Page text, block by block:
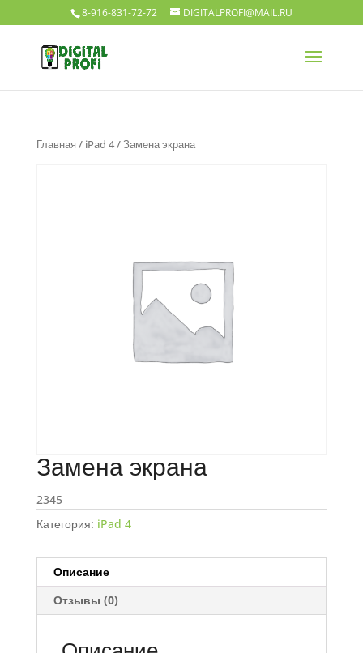
8-916-831-72-72 DIGITALPROFI@MAIL.RU
Главная / iPad 4/ Замена экрана
Замена экрана
2345
Категория: iPad 4
Описание
Отзывы (0)